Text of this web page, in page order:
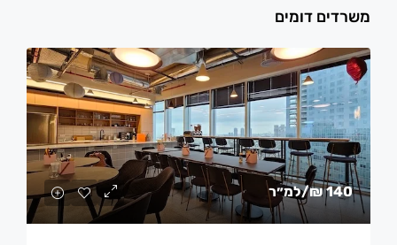
משרדים דומים
140 ₪ /למ״ר